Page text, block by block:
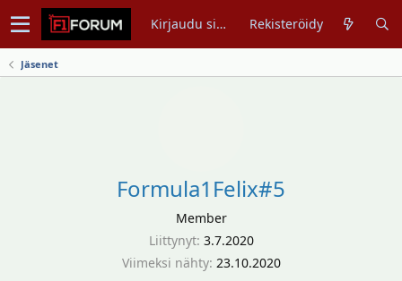
Kirjaudu sisään Rekisteröidy
Jäsenet
Formula1Felix#5
Member
Liittynyt 3.7.2020
Viimeksi nähty 23.10.2020